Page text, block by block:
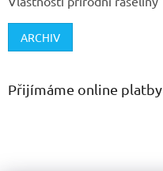
ARCHIV
Přijímáme online platby